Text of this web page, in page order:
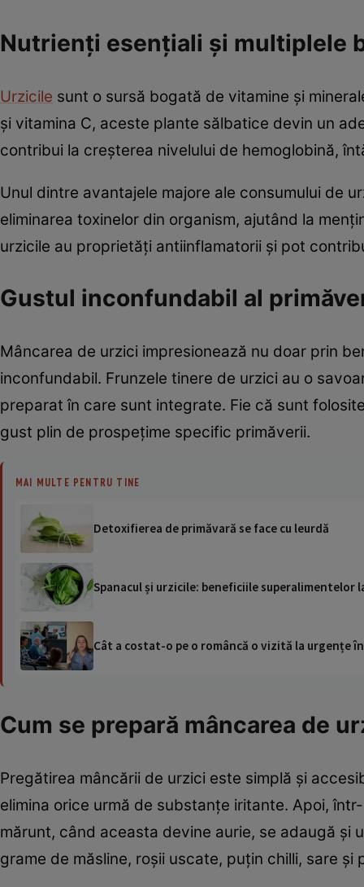
Nutrienți esențiali și multiplele
Urzicile sunt o sursă bogată de vitamine și
și vitamina C, aceste plante sălbatice devin un
contribui la creșterea nivelului de hemoglobină,
Unul dintre avantajele majore ale consumului de
eliminarea toxinelor din organism, ajutând la
urzicile au proprietăți antiinflamatorii și pot
Gustul inconfundabil al
Mâncarea de urzici impresionează nu doar prin
inconfundabil. Frunzele tinere de urzici au o
preparat în care sunt integrate. Fie că sunt
gust plin de prospețime specific primăverii.
MAI MULTE PENTRU TINE
Detoxifierea de primăvară se face cu leurdă
Spanacul și urzicile: beneficiile superalimentelor
Cât a costat-o pe o româncă o vizită la urgențe
Cum se prepară mâncarea de
Pregătirea mâncării de urzici este simplă și
elimina orice urmă de substanțe iritante. Apoi,
mărunt, când aceasta devine aurie, se adaugă și
grame de măsline, roșii uscate, puțin chilli, sare